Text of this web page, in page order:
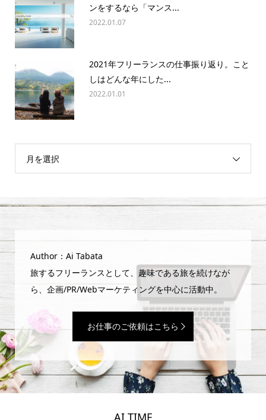
ンをするなら「マンス...
2022.01.07
2021年フリーランスの仕事振り返り。こと
しはどんな年にした...
2022.01.01
月を選択
Author：Ai Tabata
旅するフリーランスとして、趣味である旅を続けなが
ら、企画/PR/Webマーケティングを中心に活動中。
お仕事のご依頼はこちら
AI TIME